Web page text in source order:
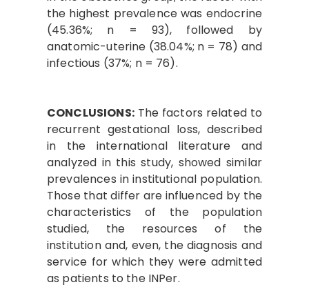
the highest prevalence was endocrine
(45.36%; n = 93), followed by
anatomic-uterine (38.04%; n = 78) and
infectious (37%; n = 76).
CONCLUSIONS:The factors related to
recurrent gestational loss, described
in the international literature and
analyzed in this study, showed similar
prevalences in institutional population.
Those that differ are influenced by the
characteristics of the population
studied, the resources of the
institution and, even, the diagnosis and
service for which they were admitted
as patients to the INPer.